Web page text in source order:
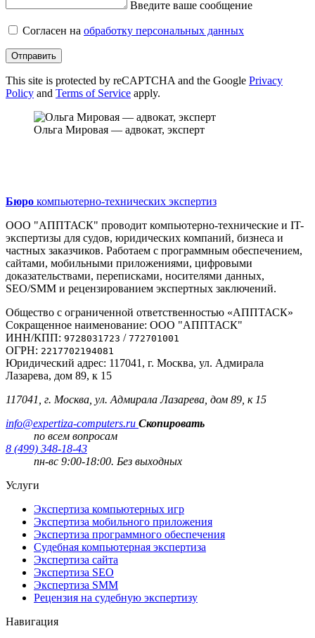
Введите ваше сообщение
Согласен на обработку персональных данных
Отправить
This site is protected by reCAPTCHA and the Google Privacy
Policy and Terms of Service apply.
Ольга Мировая — адвокат, эксперт
Бюро компьютерно-технических экспертиз
ООО "АППТАСК" проводит компьютерно-технические и IT-
экспертизы для судов, юридических компаний, бизнеса и
частных заказчиков. Работаем с программным обеспечением,
сайтами, мобильными приложениями, цифровыми
доказательствами, переписками, носителями данных,
SEO/SMM и рецензированием экспертных заключений.
Общество с ограниченной ответственностью «АППТАСК»
Сокращенное наименование: ООО "АППТАСК"
ИНН/КПП: 9728031723 / 772701001
ОГРН: 2217702194081
Юридический адрес: 117041, г. Москва, ул. Адмирала
Лазарева, дом 89, к 15
117041, г. Москва, ул. Адмирала Лазарева, дом 89, к 15
info@expertiza-computers.ru Скопировать
по всем вопросам
8 (499) 348-18-43
пн-вс 9:00-18:00. Без выходных
Услуги
Экспертиза компьютерных игр
Экспертиза мобильного приложения
Экспертиза программного обеспечения
Судебная компьютерная экспертиза
Экспертиза сайта
Экспертиза SEO
Экспертиза SMM
Рецензия на судебную экспертизу
Навигация